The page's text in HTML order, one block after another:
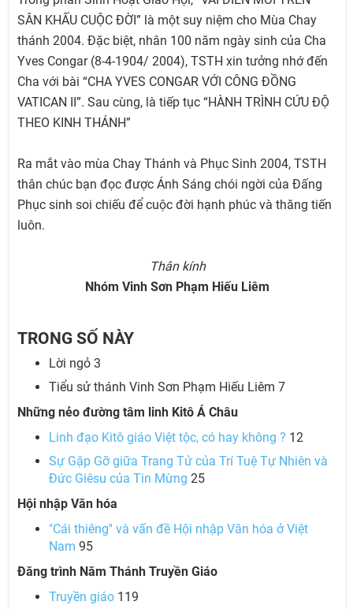
SÂN KHẤU CUỘC ĐỜI” là một suy niệm cho Mùa Chay
thánh 2004. Đặc biệt, nhân 100 năm ngày sinh của Cha
Yves Congar (8-4-1904/ 2004), TSTH xin tưởng nhớ đến
Cha với bài “CHA YVES CONGAR VỚI CÔNG ĐỒNG
VATICAN II”. Sau cùng, là tiếp tục “HÀNH TRÌNH CỨU ĐỘ
THEO KINH THÁNH”
Ra mắt vào mùa Chay Thánh và Phục Sinh 2004, TSTH
thân chúc bạn đọc được Ánh Sáng chói ngời của Đấng
Phục sinh soi chiếu để cuộc đời hạnh phúc và thăng tiến
luôn.
Thân kính
Nhóm Vinh Sơn Phạm Hiếu Liêm
TRONG SỐ NÀY
Lời ngỏ 3
Tiểu sử thánh Vinh Sơn Phạm Hiếu Liêm 7
Những nẻo đường tâm linh Kitô Á Châu
Linh đạo Kitô giáo Việt tộc, có hay không ? 12
Sự Gặp Gỡ giữa Trang Tử của Trí Tuệ Tự Nhiên và
Đức Giêsu của Tin Mừng 25
Hội nhập Văn hóa
"Cái thiêng'' và vấn đề Hội nhập Văn hóa ở Việt
Nam 95
Đăng trình Năm Thánh Truyền Giáo
Truyền giáo 119